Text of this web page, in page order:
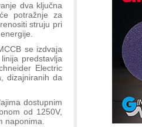
dva ključna
potražnje za
struju pri
se izdvaja
predstavlja
Electric
dizajniranih da
dostupnim
od 1250V,
naponima.
IB
–